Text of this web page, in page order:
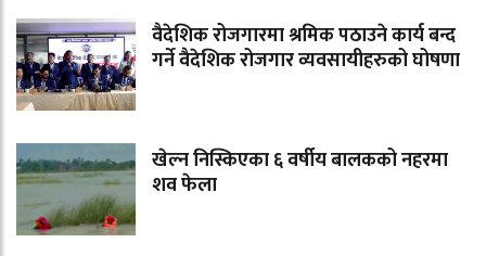
वैदेशिक रोजगारमा श्रमिक पठाउने कार्य बन्द
गर्ने वैदेशिक रोजगार व्यवसायीहरुको घोषणा
खेल्न निस्किएका ६ वर्षीय बालकको नहरमा
शव फेला